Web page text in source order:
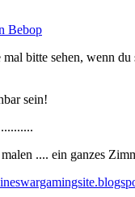
Bebop
mal bitte sehen, wenn du
sein!
.... ein ganzes